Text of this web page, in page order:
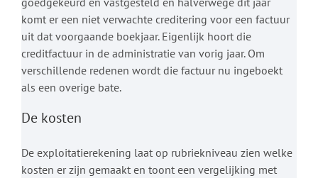
komt er een niet verwachte creditering voor een factuur
uit dat voorgaande boekjaar. Eigenlijk hoort die
creditfactuur in de administratie van vorig jaar. Om
verschillende redenen wordt die factuur nu ingeboekt
als een overige bate.
De kosten
De exploitatierekening laat op rubriekniveau zien welke
kosten er zijn gemaakt en toont een vergelijking met